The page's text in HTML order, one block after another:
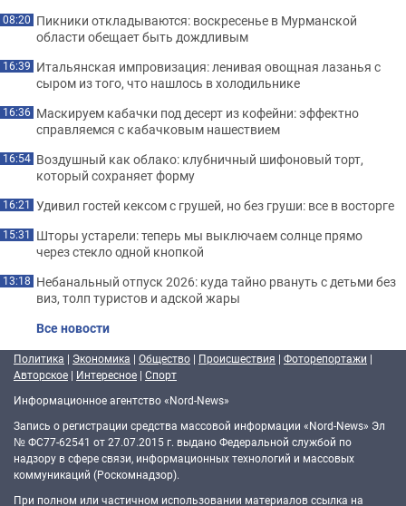
08:20 Пикники откладываются: воскресенье в Мурманской
области обещает быть дождливым
16:39 Итальянская импровизация: ленивая овощная лазанья с
сыром из того, что нашлось в холодильнике
16:36 Маскируем кабачки под десерт из кофейни: эффектно
справляемся с кабачковым нашествием
16:54 Воздушный как облако: клубничный шифоновый торт,
который сохраняет форму
16:21 Удивил гостей кексом с грушей, но без груши: все в восторге
15:31 Шторы устарели: теперь мы выключаем солнце прямо
через стекло одной кнопкой
13:18 Небанальный отпуск 2026: куда тайно рвануть с детьми без
виз, толп туристов и адской жары
Все новости
Политика | Экономика | Общество | Происшествия | Фоторепортажи |
Авторское | Интересное | Спорт
Информационное агентство «Nord-News»
Запись о регистрации средства массовой информации «Nord-News» Эл
№ ФС77-62541 от 27.07.2015 г. выдано Федеральной службой по
надзору в сфере связи, информационных технологий и массовых
коммуникаций (Роскомнадзор).
При полном или частичном использовании материалов ссылка на